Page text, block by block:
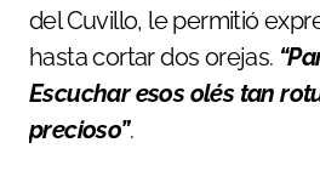
del Cuvillo, le permitió
hasta cortar dos orejas.
Escuchar esos olés tan
precioso”.